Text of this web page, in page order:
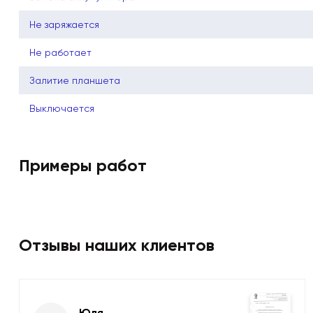
Не заряжается
Не работает
Залитие планшета
Выключается
Примеры работ
Отзывы наших клиентов